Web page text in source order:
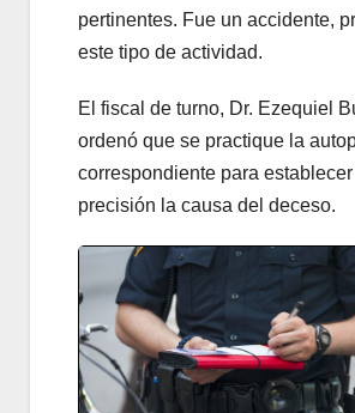
pertinentes. Fue un accidente,
este tipo de actividad.
El fiscal de turno, Dr. Ezequiel
ordenó que se practique la
correspondiente para
precisión la causa del deceso.